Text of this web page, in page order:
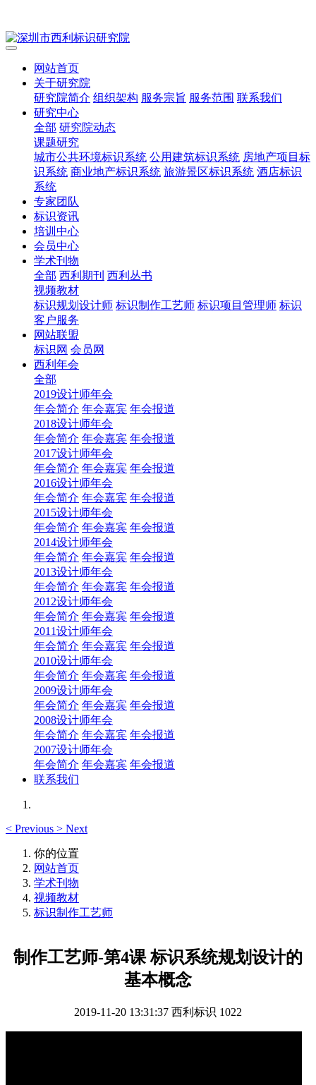
网站首页
关于研究院
研究院简介 组织架构 服务宗旨 服务范围 联系我们
研究中心
全部 研究院动态
课题研究
城市公共环境标识系统 公用建筑标识系统 房地产项目标
识系统 商业地产标识系统 旅游景区标识系统 酒店标识
系统
专家团队
标识资讯
培训中心
会员中心
学术刊物
全部 西利期刊 西利丛书
视频教材
标识规划设计师 标识制作工艺师 标识项目管理师 标识
客户服务
网站联盟
标识网 会员网
西利年会
全部
2019设计师年会
年会简介 年会嘉宾 年会报道
2018设计师年会
年会简介 年会嘉宾 年会报道
2017设计师年会
年会简介 年会嘉宾 年会报道
2016设计师年会
年会简介 年会嘉宾 年会报道
2015设计师年会
年会简介 年会嘉宾 年会报道
2014设计师年会
年会简介 年会嘉宾 年会报道
2013设计师年会
年会简介 年会嘉宾 年会报道
2012设计师年会
年会简介 年会嘉宾 年会报道
2011设计师年会
年会简介 年会嘉宾 年会报道
2010设计师年会
年会简介 年会嘉宾 年会报道
2009设计师年会
年会简介 年会嘉宾 年会报道
2008设计师年会
年会简介 年会嘉宾 年会报道
2007设计师年会
年会简介 年会嘉宾 年会报道
联系我们
< Previous > Next
你的位置
网站首页
学术刊物
视频教材
标识制作工艺师
制作工艺师-第4课 标识系统规划设计的
基本概念
2019-11-20 13:31:37 西利标识 1022